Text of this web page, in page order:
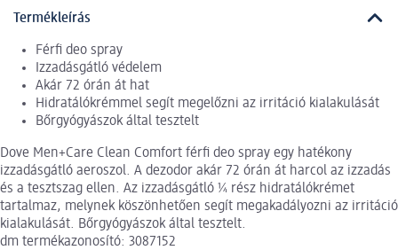
Termékleírás
Férfi deo spray
Izzadásgátló védelem
Akár 72 órán át hat
Hidratálókrémmel segít megelőzni az irritáció kialakulását
Bőrgyógyászok által tesztelt
Dove Men+Care Clean Comfort férfi deo spray egy hatékony
izzadásgátló aeroszol. A dezodor akár 72 órán át harcol az izzadás
és a tesztszag ellen. Az izzadásgátló ¼ rész hidratálókrémet
tartalmaz, melynek köszönhetően segít megakadályozni az irritáció
kialakulását. Bőrgyógyászok által tesztelt.
dm termékazonosító: 3087152